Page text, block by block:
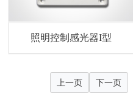
照明控制感光器I型
上一页 下一页